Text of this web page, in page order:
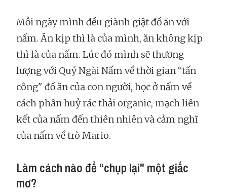
Mỗi ngày mình đều giành giật đồ ăn với
nấm. Ăn kịp thì là của mình, ăn không kịp
thì là của nấm. Lúc đó mình sẽ thương
lượng với Quý Ngài Nấm về thời gian “tấn
công" đồ ăn của con người, học ở nấm về
cách phân huỷ rác thải organic, mạch liên
kết của nấm đến thiên nhiên và cảm nghĩ
của nấm về trò Mario.
Làm cách nào để “chụp lại" một giấc
mơ?